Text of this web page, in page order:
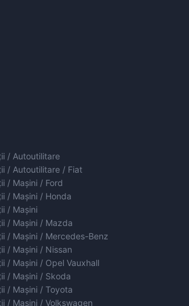
/ Autoutilitare
/ Autoutilitare / Fiat
/ Mașini / Ford
/ Mașini / Honda
/ Mașini
/ Mașini / Mazda
/ Mașini / Mercedes-Benz
/ Mașini / Nissan
/ Mașini / Opel Vauxhall
/ Mașini / Skoda
/ Mașini / Toyota
/ Mașini / Volkswagen